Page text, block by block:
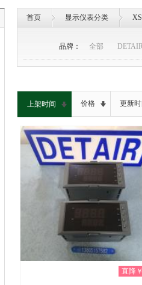
首页 显示仪表分类
品牌： 全部
上架时间 价格 更新
直降